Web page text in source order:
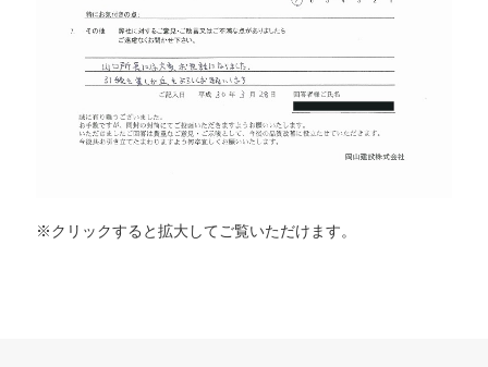
※クリックすると拡大してご覧いただけます。